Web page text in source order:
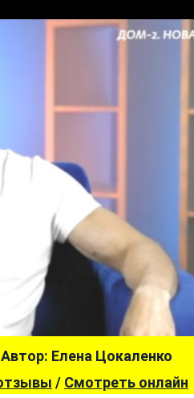
Автор: Елена Цокаленко
/ Смотреть онлайн